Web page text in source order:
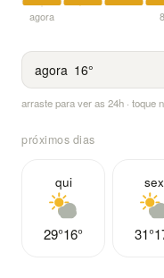
agora
agora 16°
arraste para ver as 24h · toque
próximos dias
qui
29°16°
sex
31°